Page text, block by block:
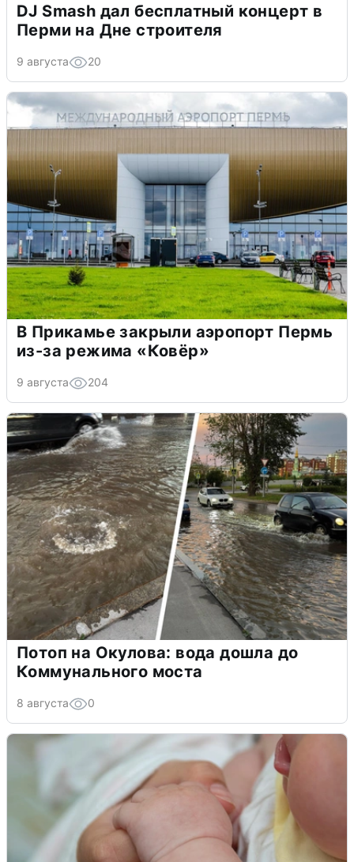
DJ Smash дал бесплатный концерт в
Перми на Дне строителя
9 августа 20
В Прикамье закрыли аэропорт Пермь
из-за режима «Ковёр»
9 августа 204
Потоп на Окулова: вода дошла до
Коммунального моста
8 августа 0